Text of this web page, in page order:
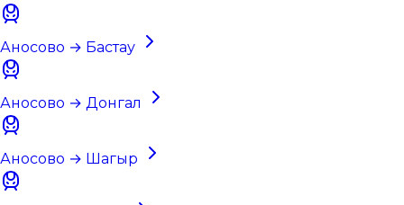
Аносово → Бастау
Аносово → Донгал
Аносово → Шагыр